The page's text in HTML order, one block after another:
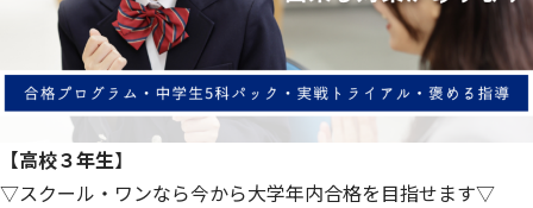
【高校３年生】
▽スクール・ワンなら今から大学年内合格を目指せます▽